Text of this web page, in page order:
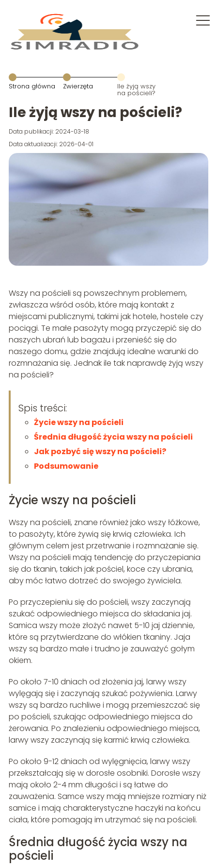
Strona główna Zwierzęta Ile żyją wszy
na pościeli?
Ile żyją wszy na pościeli?
Data publikacji: 2024-03-18
Data aktualizacji: 2026-04-01
Wszy na pościeli są powszechnym problemem,
zwłaszcza wśród osób, które mają kontakt z
miejscami publicznymi, takimi jak hotele, hostele czy
pociągi. Te małe pasożyty mogą przyczepić się do
naszych ubrań lub bagażu i przenieść się do
naszego domu, gdzie znajdują idealne warunki do
rozmnażania się. Jednak ile tak naprawdę żyją wszy
na pościeli?
Spis treści:
Życie wszy na pościeli
Średnia długość życia wszy na pościeli
Jak pozbyć się wszy na pościeli?
Podsumowanie
Życie wszy na pościeli
Wszy na pościeli, znane również jako wszy łóżkowe,
to pasożyty, które żywią się krwią człowieka. Ich
głównym celem jest przetrwanie i rozmnażanie się.
Wszy na pościeli mają tendencję do przyczepiania
się do tkanin, takich jak pościel, koce czy ubrania,
aby móc łatwo dotrzeć do swojego żywiciela.
Po przyczepieniu się do pościeli, wszy zaczynają
szukać odpowiedniego miejsca do składania jaj.
Samica wszy może złożyć nawet 5-10 jaj dziennie,
które są przytwierdzane do włókien tkaniny. Jaja
wszy są bardzo małe i trudno je zauważyć gołym
okiem.
Po około 7-10 dniach od złożenia jaj, larwy wszy
wylęgają się i zaczynają szukać pożywienia. Larwy
wszy są bardzo ruchliwe i mogą przemieszczać się
po pościeli, szukając odpowiedniego miejsca do
żerowania. Po znalezieniu odpowiedniego miejsca,
larwy wszy zaczynają się karmić krwią człowieka.
Po około 9-12 dniach od wylęgnięcia, larwy wszy
przekształcają się w dorosłe osobniki. Dorosłe wszy
mają około 2-4 mm długości i są łatwe do
zauważenia. Samce wszy mają mniejsze rozmiary niż
samice i mają charakterystyczne haczyki na końcu
ciała, które pomagają im utrzymać się na pościeli.
Średnia długość życia wszy na
pościeli